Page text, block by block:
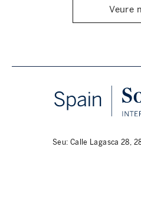
Veure
Seu: Calle Lagasca 28,